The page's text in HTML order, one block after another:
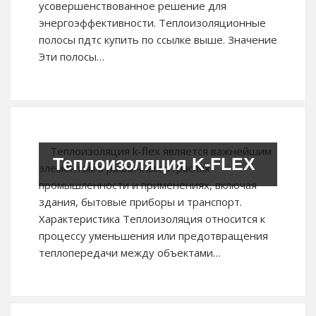
усовершенствованное решение для
энергоэффективности. Теплоизоляционные
полосы пдтс купить по ссылке выше. Значение
Эти полосы…
Теплоизоляция K-FLEX
Теплоизоляция k-flex является важнейшим
элементом в различных отраслях
промышленности и применениях, включая
здания, бытовые приборы и транспорт.
Характеристика Теплоизоляция относится к
процессу уменьшения или предотвращения
теплопередачи между объектами…